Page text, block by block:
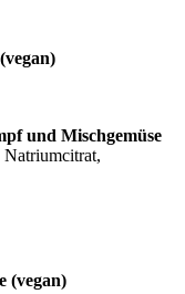
und Mischgemüse
Natriumcitrat,
(vegan)